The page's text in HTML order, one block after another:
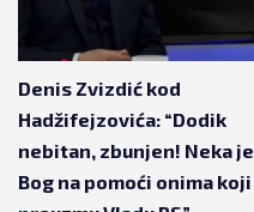
Denis Zvizdić kod
Hadžifejzovića: “Dodik
nebitan, zbunjen! Neka je
Bog na pomoći onima koji